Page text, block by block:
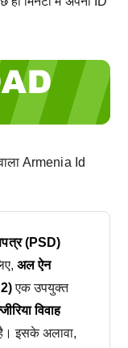
Armenia Id
(PSD)
अल ऐन
एक उपयुक्त
विवाह
इसके अलावा,